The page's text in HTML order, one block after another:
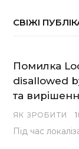
СВІЖІ
Помилка
disallowed
та
ЯК ЗРОБИТИ